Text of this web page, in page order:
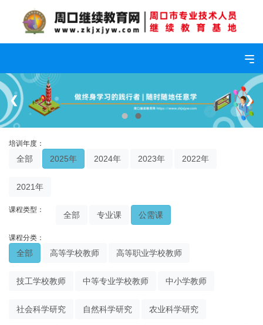
❮ ❯
培训年度：
全部 2025年 2024年 2023年 2022年
2021年
课程类型：
全部 专业课 公需课
课程分类：
全部 高等学校教师 高等职业学校教师
技工学校教师 中等专业学校教师 中小学教师
社会科学研究 自然科学研究 农业科学研究